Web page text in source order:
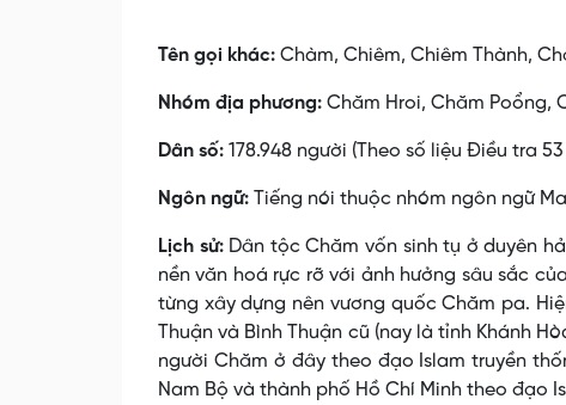
Tên gọi khác: Chàm, Chiêm, Chiêm Thành,
Nhóm địa phương: Chăm Hroi, Chăm Poổng,
Dân số: 178.948 người (Theo số liệu Điều tra
Ngôn ngữ: Tiếng nói thuộc nhóm ngôn ngữ
Lịch sử:Dân tộc Chăm vốn sinh tụ ở duyên
nền văn hoá rực rỡ với ảnh hưởng sâu sắc
từng xây dựng nên vương quốc Chăm pa.
Thuận và Bình Thuận cũ (nay là tỉnh Khánh
người Chăm ở đây theo đạo Islam truyền
Nam Bộ và thành phố Hồ Chí Minh theo đạo